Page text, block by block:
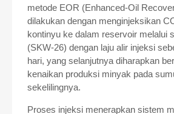
metode EOR (Enhanced-Oil
dilakukan dengan menginjeksikan
kontinyu ke dalam reservoir melalui
(SKW-26) dengan laju alir injeksi
hari, yang selanjutnya diharapkan
kenaikan produksi minyak pada
sekelilingnya.
Proses injeksi menerapkan sistem